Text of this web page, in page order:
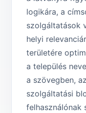
logikára, a
szolgáltatások
helyi
területére
a település
a szövegben,
szolgáltatási
felhasználónak